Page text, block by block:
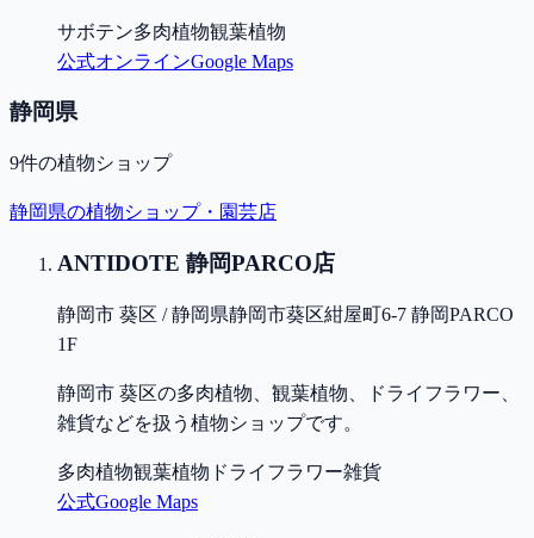
サボテン多肉植物観葉植物
公式オンラインGoogle Maps
静岡県
9件の植物ショップ
静岡県の植物ショップ・園芸店
ANTIDOTE 静岡PARCO店
静岡市 葵区 / 静岡県静岡市葵区紺屋町6-7 静岡PARCO
1F
静岡市 葵区の多肉植物、観葉植物、ドライフラワー、
雑貨などを扱う植物ショップです。
多肉植物観葉植物 ドライフラワー雑貨
公式Google Maps